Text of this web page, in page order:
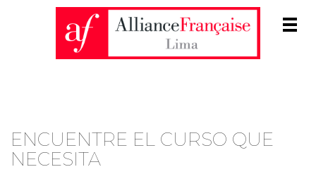
ENCUENTRE EL CURSO QUE
NECESITA